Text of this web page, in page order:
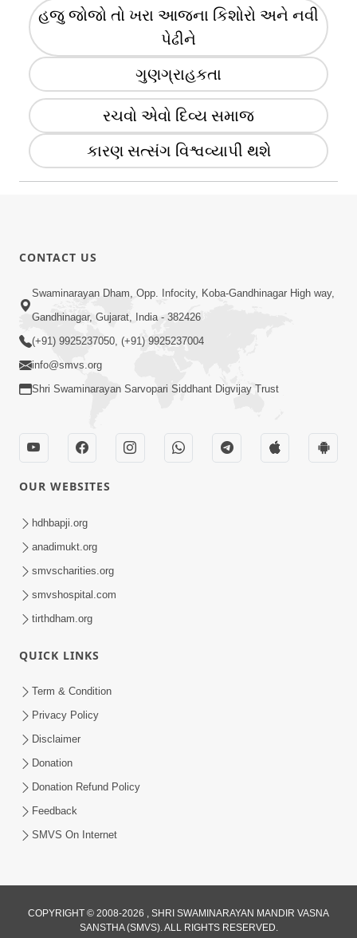
હજુ જોજો તો ખરા આજના કિશોરો અને નવી
પેઢીને
ગુણગ્રાહકતા
રચવો એવો દિવ્ય સમાજ
કારણ સત્સંગ વિશ્વવ્યાપી થશે
CONTACT US
Swaminarayan Dham, Opp. Infocity, Koba-Gandhinagar High way,
Gandhinagar, Gujarat, India - 382426
(+91) 9925237050, (+91) 9925237004
info@smvs.org
Shri Swaminarayan Sarvopari Siddhant Digvijay Trust
OUR WEBSITES
hdhbapji.org
anadimukt.org
smvscharities.org
smvshospital.com
tirthdham.org
QUICK LINKS
Term & Condition
Privacy Policy
Disclaimer
Donation
Donation Refund Policy
Feedback
SMVS On Internet
COPYRIGHT © 2008-2026 , SHRI SWAMINARAYAN MANDIR VASNA
SANSTHA (SMVS). ALL RIGHTS RESERVED.